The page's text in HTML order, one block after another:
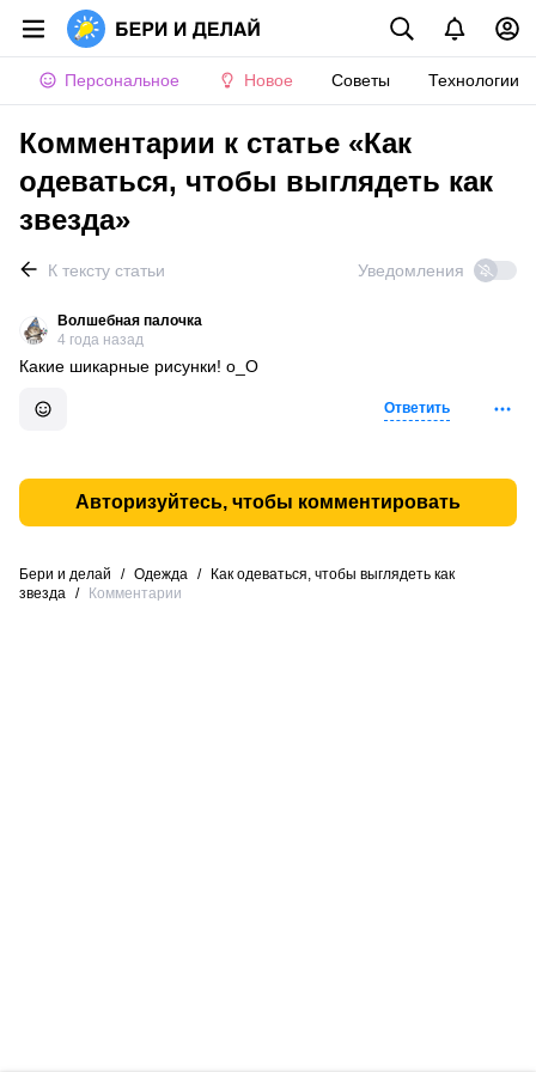
Персональное Новое Советы Технологии
Комментарии к статье «Как
одеваться, чтобы выглядеть как
звезда»
К тексту статьи Уведомления
Волшебная палочка
4 года назад
Какие шикарные рисунки! о_О
Ответить
Авторизуйтесь, чтобы комментировать
Бери и делай / Одежда /
Как одеваться, чтобы выглядеть как
звезда / Комментарии